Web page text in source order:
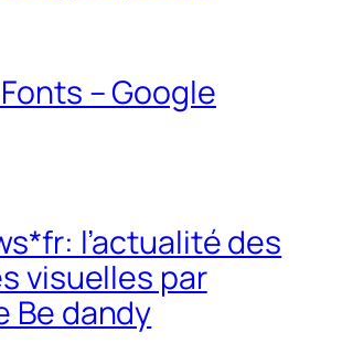
– Google
l’actualité des
visuelles par
Be dandy